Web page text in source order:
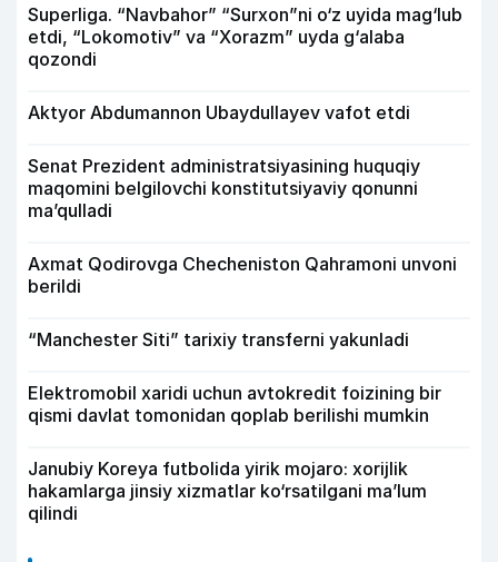
Superliga. “Navbahor” “Surxon”ni o‘z uyida mag‘lub
etdi, “Lokomotiv” va “Xorazm” uyda g‘alaba
qozondi
Aktyor Abdu­mannon Ubaydullayev vafot etdi
Senat Prezident administratsiyasining huquqiy
maqomini belgilovchi konstitutsiyaviy qonunni
ma’qulladi
Axmat Qodirovga Checheniston Qahramoni unvoni
berildi
“Manchester Siti” tarixiy transferni yakunladi
Elektromobil xaridi uchun avtokredit foizining bir
qismi davlat tomonidan qoplab berilishi mumkin
Janubiy Koreya futbolida yirik mojaro: xorijlik
hakamlarga jinsiy xizmatlar ko‘rsatilgani ma’lum
qilindi